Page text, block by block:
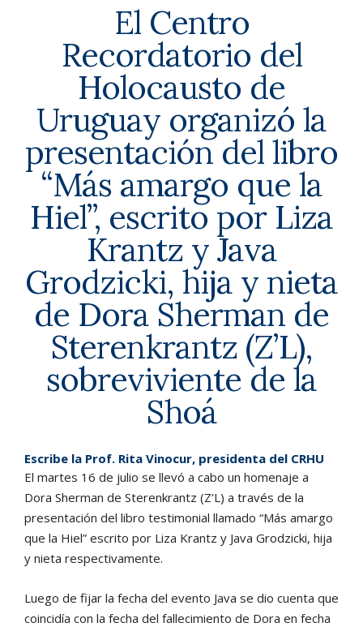
El Centro
Recordatorio del
Holocausto de
Uruguay organizó la
presentación del libro
“Más amargo que la
Hiel”, escrito por Liza
Krantz y Java
Grodzicki, hija y nieta
de Dora Sherman de
Sterenkrantz (Z’L),
sobreviviente de la
Shoá
Escribe la Prof. Rita Vinocur, presidenta del CRHU
El martes 16 de julio se llevó a cabo un homenaje a
Dora Sherman de Sterenkrantz (Z’L) a través de la
presentación del libro testimonial llamado “Más amargo
que la Hiel” escrito por Liza Krantz y Java Grodzicki, hija
y nieta respectivamente.
Luego de fijar la fecha del evento Java se dio cuenta que
coincidía con la fecha del fallecimiento de Dora en fecha